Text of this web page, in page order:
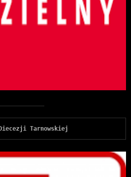
Tarnowskiej